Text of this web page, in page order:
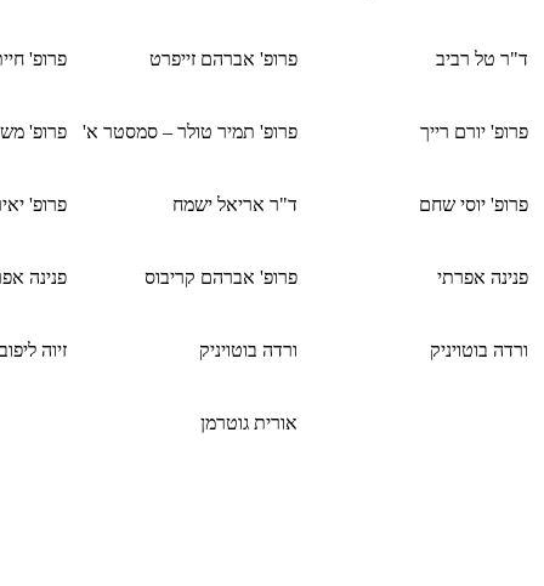
ד"ר טל רביב פרופ' אברהם זייפרט פרופ'
פרופ' יורם רייך פרופ' תמיר טולר – סמסטר א' פרופ'
פרופ' יוסי שחם ד"ר אריאל ישמח פרופ'
פנינה אפרתי פרופ' אברהם קריבוס פנינה
ורדה בוטויניק ורדה בוטויניק זיוה
אורית גוטרמן